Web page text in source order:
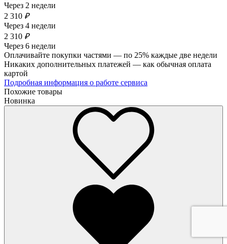
Через 2 недели
2 310 ₽
Через 4 недели
2 310 ₽
Через 6 недели
Оплачивайте покупки частями — по 25% каждые две недели
Никаких дополнительных платежей — как обычная оплата
картой
Подробная информация о работе сервиса
Похожие товары
Новинка